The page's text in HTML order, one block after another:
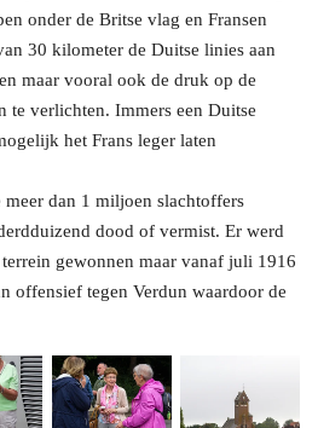
onder de Britse vlag en Fransen
30 kilometer de Duitse linies aan
maar vooral ook de druk op de
te verlichten. Immers een Duitse
het Frans leger laten
meer dan 1 miljoen slachtoffers
dood of vermist. Er werd
gewonnen maar vanaf juli 1916
offensief tegen Verdun waardoor de